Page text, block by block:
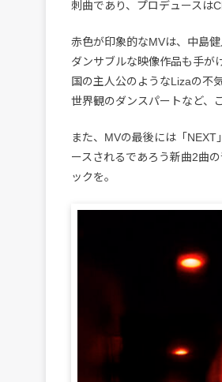
刺曲であり、プロデュースは
赤色が印象的なMVは、中島健
ダンサブルな映像作品も手が
国の主人公のようなLizaの不
世界観のダンスパートなど、
また、MVの最後には「NEXT
ースされるであろう新曲2曲
ックを。